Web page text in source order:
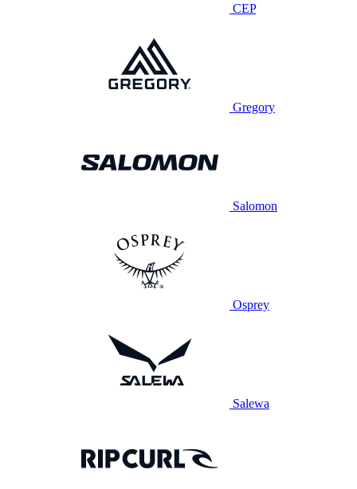
CEP
Gregory
Salomon
Osprey
Salewa